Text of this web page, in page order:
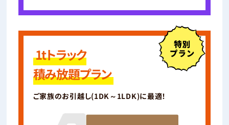
1tトラック
積み放題プラン
ご家族のお引越し(1DK～1LDK)に最適！